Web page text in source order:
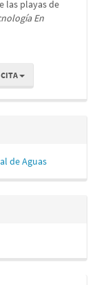
las playas de
En
CITA
de Aguas